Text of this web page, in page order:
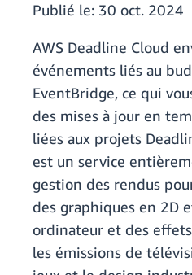
Publié le: 30 oct. 2024
AWS Deadline Cloud
événements liés au
EventBridge, ce qui
des mises à jour en
liées aux projets
est un service
gestion des rendus
des graphiques en 2D
ordinateur et des
les émissions de